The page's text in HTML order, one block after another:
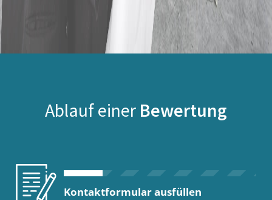
Ablauf einer Bewertung
Kontaktformular ausfüllen